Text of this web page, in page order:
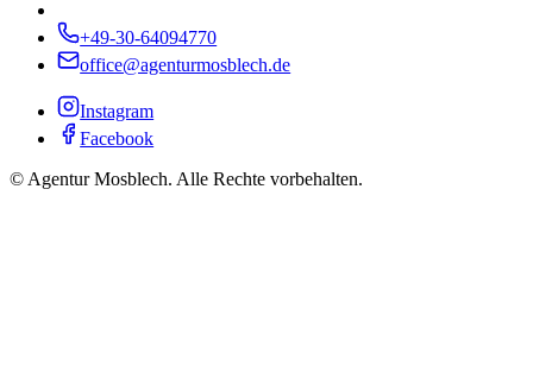
+49-30-64094770
office@agenturmosblech.de
Instagram
Facebook
© Agentur Mosblech. Alle Rechte vorbehalten.